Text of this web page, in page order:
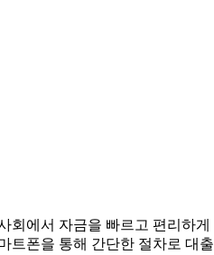
회에서 자금을 빠르고 편리하게
트폰을 통해 간단한 절차로 대출